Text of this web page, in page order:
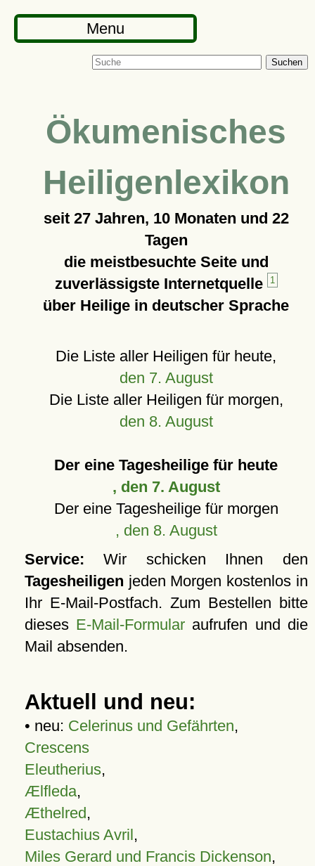
Menu
Suchen
Ökumenisches
Heiligenlexikon
seit 27 Jahren, 10 Monaten und 22
Tagen
die meistbesuchte Seite und
zuverlässigste Internetquelle
1
über Heilige in deutscher Sprache
Die Liste aller Heiligen für heute,
den 7. August
Die Liste aller Heiligen für morgen,
den 8. August
Der eine Tagesheilige für heute
, den 7. August
Der eine Tagesheilige für morgen
, den 8. August
Service: Wir schicken Ihnen den
Tagesheiligen jeden Morgen kostenlos in
Ihr E-Mail-Postfach. Zum Bestellen bitte
dieses E-Mail-Formular aufrufen und die
Mail absenden.
Aktuell und neu:
• neu: Celerinus und Gefährten,
Crescens
Eleutherius,
Ælfleda,
Æthelred,
Eustachius Avril,
Miles Gerard und Francis Dickenson,